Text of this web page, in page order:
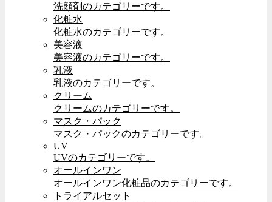
洗顔剤のカテゴリーです。
化粧水
化粧水のカテゴリーです。
美容液
美容液のカテゴリーです。
乳液
乳液のカテゴリーです。
クリーム
クリームのカテゴリーです。
マスク・パック
マスク・パックのカテゴリーです。
UV
UVのカテゴリーです。
オールインワン
オールインワン化粧品のカテゴリーです。
トライアルセット